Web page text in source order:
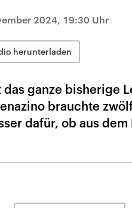
2024, 19:30 Uhr
herunterladen
ganze bisherige
brauchte
dafür, ob aus